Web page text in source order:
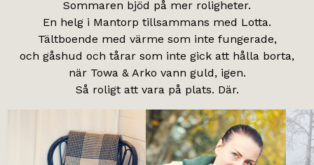
Sommaren bjöd på mer roligheter.
En helg i Mantorp tillsammans med Lotta.
Tältboende med värme som inte fungerade,
och gåshud och tårar som inte gick att hålla borta,
när Towa & Arko vann guld, igen.
Så roligt att vara på plats. Där.